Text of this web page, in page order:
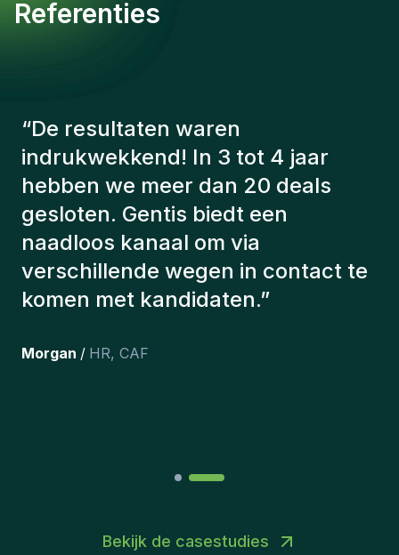
Referenties
“De consultants van Gentis
hebben altijd rekening gehouden
met een aantal factoren om ons de
juiste kandidaten voor te stellen.
De kandidaten die we hebben
aangeworven, werken nog steeds
bij ons en persoonlijk ben ik erg
team hebben opgenomen.
Bekijk de casestudies